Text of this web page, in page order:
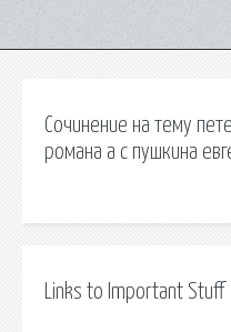
Сочинение на тему
романа а с пушкина
Links to Important Stuff